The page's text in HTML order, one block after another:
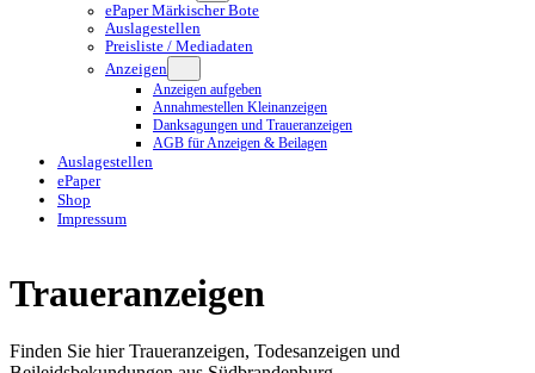
ePaper Märkischer Bote
Auslagestellen
Preisliste / Mediadaten
Anzeigen
Anzeigen aufgeben
Annahmestellen Kleinanzeigen
Danksagungen und Traueranzeigen
AGB für Anzeigen & Beilagen
Auslagestellen
ePaper
Shop
Impressum
Traueranzeigen
Finden Sie hier Traueranzeigen, Todesanzeigen und